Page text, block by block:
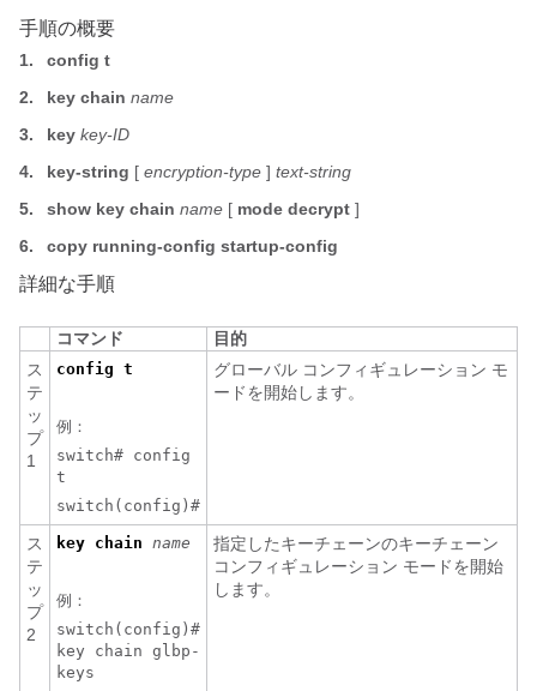
手順の概要
1.
config t
2.
key chain name
3.
key key-ID
4.
key-string [ encryption-type ] text-string
5.
show key chain name [ mode decrypt ]
6.
copy running-config startup-config
詳細な手順
コマンド
目的
ス
テ
ッ
プ
1
config t
例：
switch# config
t
switch(config)#
グローバル コンフィギュレーション モ
ードを開始します。
ス
テ
ッ
プ
2
key chain name
例：
switch(config)#
key chain glbp-
keys
指定したキーチェーンのキーチェーン
コンフィギュレーション モードを開始
します。